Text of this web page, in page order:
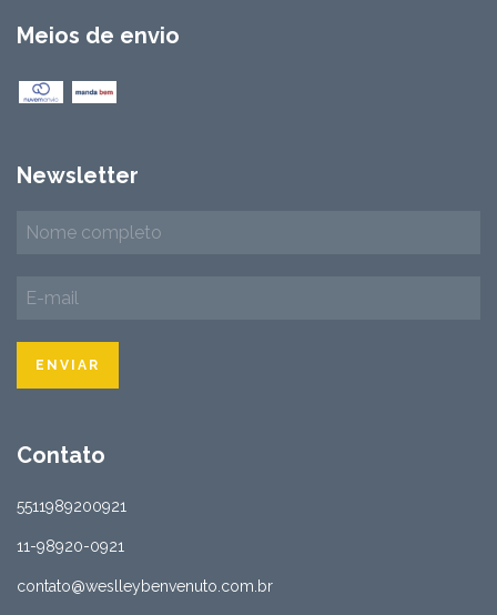
Meios de envio
Newsletter
Contato
5511989200921
11-98920-0921
contato@weslleybenvenuto.com.br